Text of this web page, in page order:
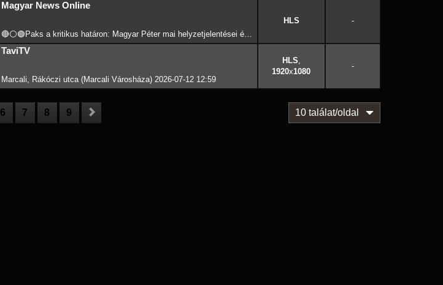
Magyar News Online
🔴⚪🟢Paks a kritikus határon: Magyar Péter mai helyzetjelentései és minden előzmény 2026-08-05 08:29
-
TaviTV
Marcali, Rákóczi utca (Marcali Városháza) 2026-07-12 12:59
,
1920x1080
-
6 7 8 9 10 találat/oldal